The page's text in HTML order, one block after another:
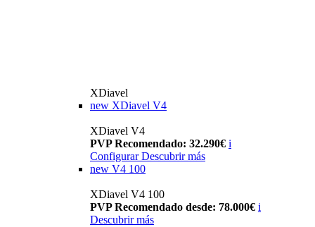
XDiavel
new XDiavel V4
XDiavel V4
PVP Recomendado: 32.290€ i
Configurar Descubrir más
new V4 100
XDiavel V4 100
PVP Recomendado desde: 78.000€ i
Descubrir más